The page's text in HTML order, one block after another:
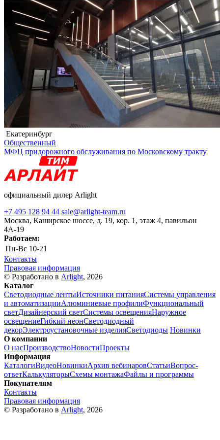
Екатеринбург
Общественный
МФЦ придорожного обслуживания по Московскому тракту
официальный дилер Arlight
+7 495 128 94 44 sale@arlight-team.ru
Москва, Каширское шоссе, д. 19, кор. 1, этаж 4, павильон
4А-19
Работаем:
Пн-Вс 10-21
Контакты
Правовая информация
© Разработано в Arlight, 2026
Каталог
Светодиодные лентыИсточники питанияСистемы управления
и автоматизацииАлюминиевые профилиФункциональный
светДизайнерский светСистемы освещенияНаружное
освещениеГибкий неонСветодиодный
декорЭлектроустановочные изделияСветодиоды Новинки
О компании
О насПроизводствоНовостиПроекты
Информация
КаталогиВидеоНовинкиАрхив вебинаровСтатьиВопрос-
ответКалькуляторыСхемы монтажаФайлы и программы
Покупателям
Контакты
Правовая информация
© Разработано в Arlight, 2026